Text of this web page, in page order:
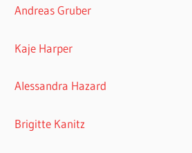
Andreas Gruber
Kaje Harper
Alessandra Hazard
Brigitte Kanitz